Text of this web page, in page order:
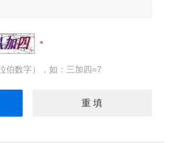
伯数字），如：三加四=7